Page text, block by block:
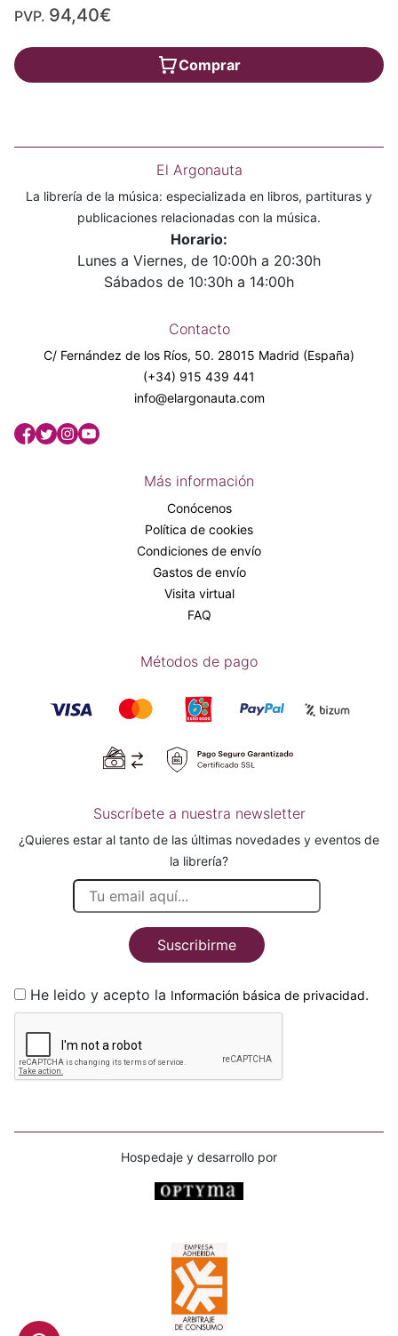
PVP. 94,40€
Comprar
El Argonauta
La librería de la música: especializada en libros, partituras y
publicaciones relacionadas con la música.
Horario:
Lunes a Viernes, de 10:00h a 20:30h
Sábados de 10:30h a 14:00h
Contacto
C/ Fernández de los Ríos, 50. 28015 Madrid (España)
(+34) 915 439 441
info@elargonauta.com
Más información
Conócenos
Política de cookies
Condiciones de envío
Gastos de envío
Visita virtual
FAQ
Métodos de pago
Suscríbete a nuestra newsletter
¿Quieres estar al tanto de las últimas novedades y eventos de
la librería?
Suscribirme
He leido y acepto la Información básica de privacidad.
Hospedaje y desarrollo por